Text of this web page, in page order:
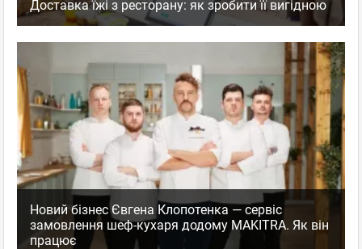
Доставка їжі з ресторану: як зробити її вигідною
Новий бізнес Євгена Клопотенка — сервіс
замовлення шеф-кухаря додому MAKITRA. Як він
працює